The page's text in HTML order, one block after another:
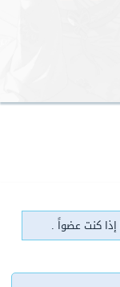
إذا كنت عضواً .